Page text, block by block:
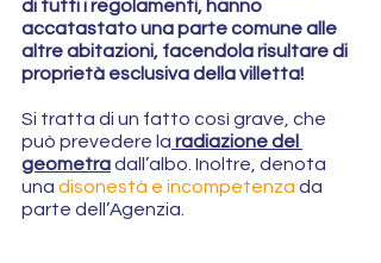
di tutti i regolamenti, hanno
accatastato una parte comune alle
altre abitazioni, facendola risultare di
proprietà esclusiva della villetta!
Si tratta di un fatto così grave, che
può prevedere la radiazione del
geometra dall’albo. Inoltre, denota
una disonestà e incompetenza da
parte dell’Agenzia.